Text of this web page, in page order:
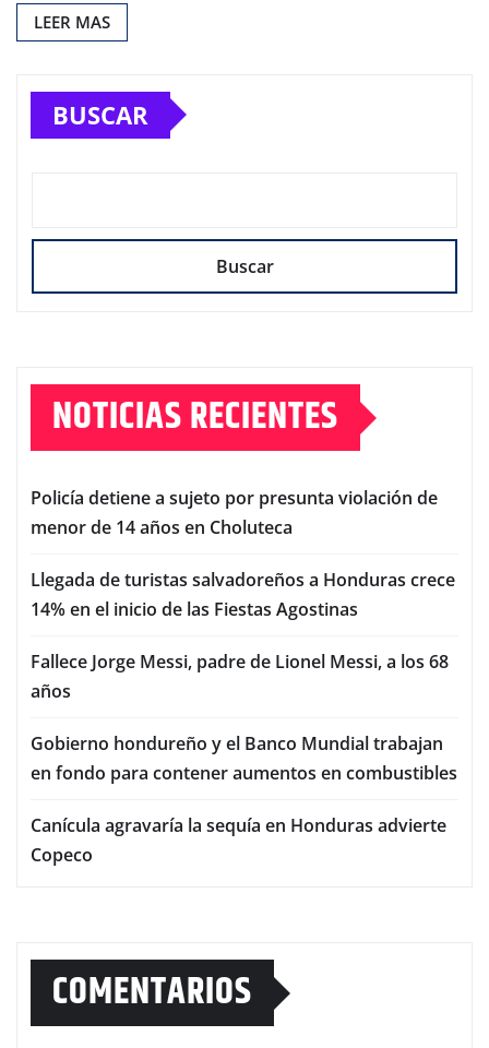
LEER MAS
BUSCAR
Buscar
NOTICIAS RECIENTES
Policía detiene a sujeto por presunta violación de
menor de 14 años en Choluteca
Llegada de turistas salvadoreños a Honduras crece
14% en el inicio de las Fiestas Agostinas
Fallece Jorge Messi, padre de Lionel Messi, a los 68
años
Gobierno hondureño y el Banco Mundial trabajan
en fondo para contener aumentos en combustibles
Canícula agravaría la sequía en Honduras advierte
Copeco
COMENTARIOS